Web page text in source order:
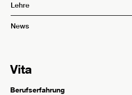
Lehre
News
Vita
Berufserfahrung